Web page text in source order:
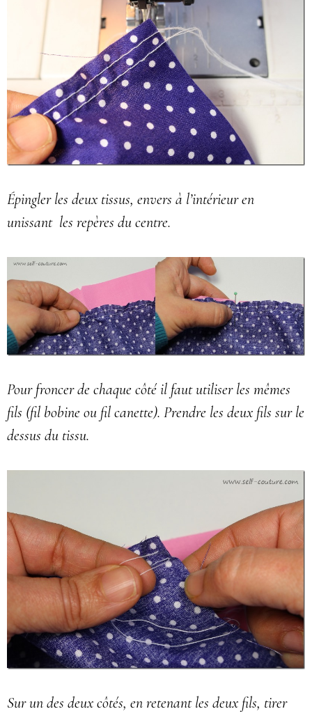
Épingler les deux tissus, envers à l’intérieur en
unissant les repères du centre.
Pour froncer de chaque côté il faut utiliser les mêmes
fils (fil bobine ou fil canette). Prendre les deux fils sur le
dessus du tissu.
Sur un des deux côtés, en retenant les deux fils, tirer